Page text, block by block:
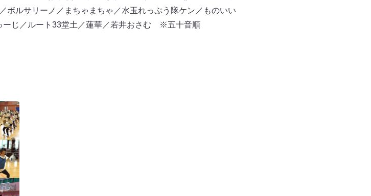
ボルサリーノ／まちゃまちゃ／水玉れっぷう隊ケン／ものいい
ーじ／ルート33堂土／蓮華／若井おさむ ※五十音順